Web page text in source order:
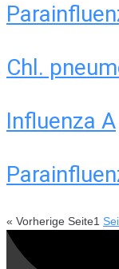
Chl.
Influenza A
« Vorherige Seite1